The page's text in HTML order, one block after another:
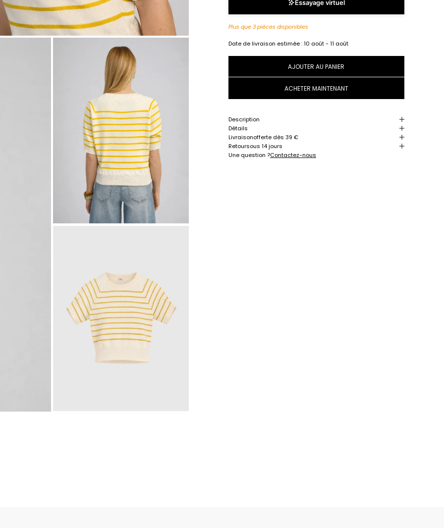
Essayage virtuel
Plus que 3 pièces disponibles
Date de livraison estimée :10 août - 11 août
AJOUTER AU PANIER
ACHETER MAINTENANT
Description
Détails
Livraisonofferte dès 39 €
Retoursous 14 jours
Une question ?Contactez-nous